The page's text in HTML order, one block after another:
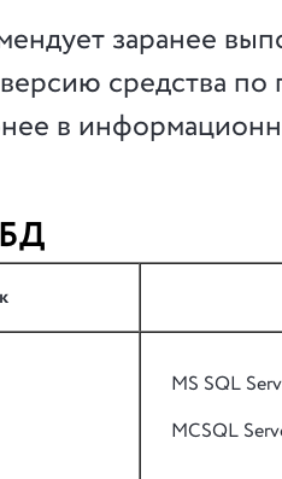
заранее
средства по
в
MS SQL
MCSQL